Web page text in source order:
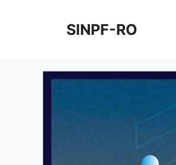
SINPF-RO